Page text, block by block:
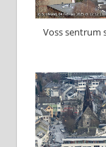
Voss sentrum